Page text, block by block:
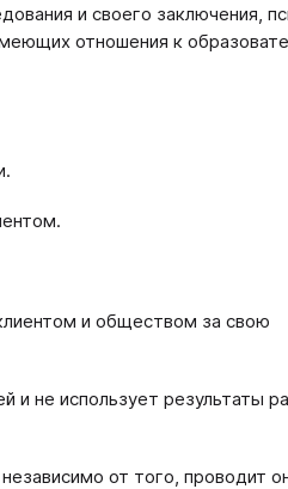
и своего заключения,
отношения к
и обществом за свою
и не использует результаты
от того, проводит